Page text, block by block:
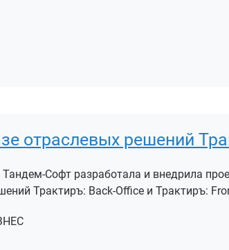
отраслевых решений
Софт разработала и внедрила
Трактиръ: Back-Office и Трактиръ: